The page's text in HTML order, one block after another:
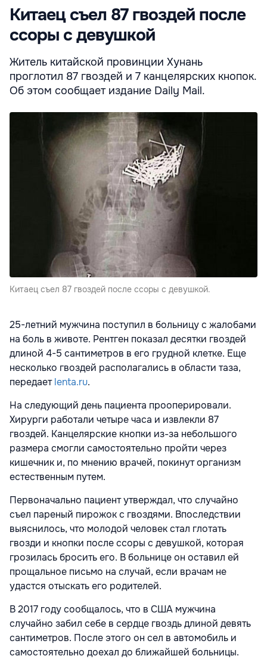
Китаец съел 87 гвоздей после
ссоры с девушкой
Житель китайской провинции Хунань
проглотил 87 гвоздей и 7 канцелярских кнопок.
Об этом сообщает издание Daily Mail.
Китаец съел 87 гвоздей после ссоры с девушкой.
25-летний мужчина поступил в больницу с жалобами
на боль в животе. Рентген показал десятки гвоздей
длиной 4-5 сантиметров в его грудной клетке. Еще
несколько гвоздей располагались в области таза,
передаетlenta.ru.
На следующий день пациента прооперировали.
Хирурги работали четыре часа и извлекли 87
гвоздей. Канцелярские кнопки из-за небольшого
размера смогли самостоятельно пройти через
кишечник и, по мнению врачей, покинут организм
естественным путем.
Первоначально пациент утверждал, что случайно
съел пареный пирожок с гвоздями. Впоследствии
выяснилось, что молодой человек стал глотать
гвозди и кнопки после ссоры с девушкой, которая
грозилась бросить его. В больнице он оставил ей
прощальное письмо на случай, если врачам не
удастся отыскать его родителей.
В 2017 году сообщалось, что в США мужчина
случайно забил себе в сердце гвоздь длиной девять
сантиметров. После этого он сел в автомобиль и
самостоятельно доехал до ближайшей больницы.